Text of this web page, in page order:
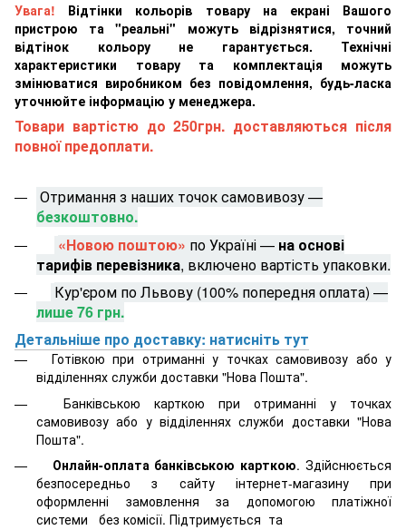
Увага! Відтінки кольорів товару на екрані Вашого
пристрою та "реальні" можуть відрізнятися, точний
відтінок кольору не гарантується. Технічні
характеристики товару та комплектація можуть
змінюватися виробником без повідомлення, будь-ласка
уточнюйте інформацію у менеджера.
Товари вартістю до 250грн. доставляються після
повної предоплати.
Отримання з наших точок самовивозу —
безкоштовно.
«Новою поштою» по Україні — на основі
тарифів перевізника, включено вартість упаковки.
Кур'єром по Львову (100% попередня оплата) —
лише 76 грн.
Детальніше про доставку: натисніть тут
Готівкою при отриманні у точках самовивозу або у
відділеннях служби доставки "Нова Пошта".
Банківською карткою при отриманні у точках
самовивозу або у відділеннях служби доставки "Нова
Пошта".
Онлайн-оплата банківською карткою. Здійснюється
безпосередньо з сайту інтернет-магазину при
оформленні замовлення за допомогою платіжної
системи
без комісії. Підтримується та